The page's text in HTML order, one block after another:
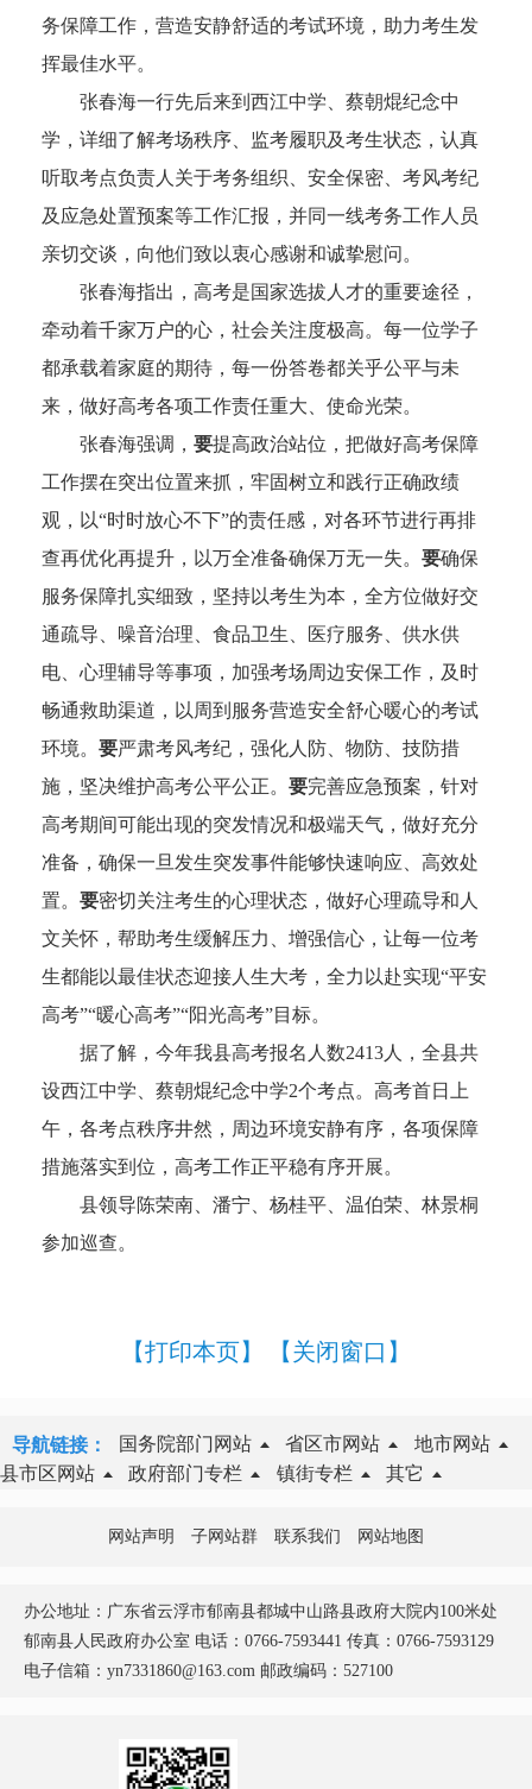
务保障工作，营造安静舒适的考试环境，助力考生发
挥最佳水平。
张春海一行先后来到西江中学、蔡朝焜纪念中
学，详细了解考场秩序、监考履职及考生状态，认真
听取考点负责人关于考务组织、安全保密、考风考纪
及应急处置预案等工作汇报，并同一线考务工作人员
亲切交谈，向他们致以衷心感谢和诚挚慰问。
张春海指出，高考是国家选拔人才的重要途径，
牵动着千家万户的心，社会关注度极高。每一位学子
都承载着家庭的期待，每一份答卷都关乎公平与未
来，做好高考各项工作责任重大、使命光荣。
张春海强调， 要提高政治站位，把做好高考保障
工作摆在突出位置来抓，牢固树立和践行正确政绩
观，以“时时放心不下”的责任感，对各环节进行再排
查再优化再提升，以万全准备确保万无一失。 要确保
服务保障扎实细致，坚持以考生为本，全方位做好交
通疏导、噪音治理、食品卫生、医疗服务、供水供
电、心理辅导等事项，加强考场周边安保工作，及时
畅通救助渠道，以周到服务营造安全舒心暖心的考试
环境。 要严肃考风考纪，强化人防、物防、技防措
施，坚决维护高考公平公正。 要完善应急预案，针对
高考期间可能出现的突发情况和极端天气，做好充分
准备，确保一旦发生突发事件能够快速响应、高效处
置。 要密切关注考生的心理状态，做好心理疏导和人
文关怀，帮助考生缓解压力、增强信心，让每一位考
生都能以最佳状态迎接人生大考，全力以赴实现“平安
高考”“暖心高考”“阳光高考”目标。
据了解，今年我县高考报名人数2413人，全县共
设西江中学、蔡朝焜纪念中学2个考点。高考首日上
午，各考点秩序井然，周边环境安静有序，各项保障
措施落实到位，高考工作正平稳有序开展。
县领导陈荣南、潘宁、杨桂平、温伯荣、林景桐
参加巡查。
【打印本页】 【关闭窗口】
导航链接： 国务院部门网站 省区市网站
地市网站
县市区网站
政府部门专栏 镇街专栏 其它
网站声明 子网站群 联系我们 网站地图
办公地址：广东省云浮市郁南县都城中山路县政府大院内100米处
郁南县人民政府办公室 电话：0766-7593441 传真：0766-7593129
电子信箱：yn7331860@163.com 邮政编码：527100